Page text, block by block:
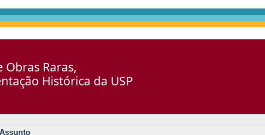
Raras,
Histórica da USP